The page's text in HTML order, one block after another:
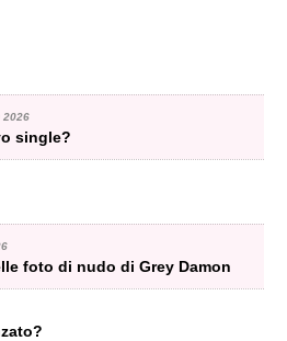
2026
single?
foto di nudo di Grey Damon